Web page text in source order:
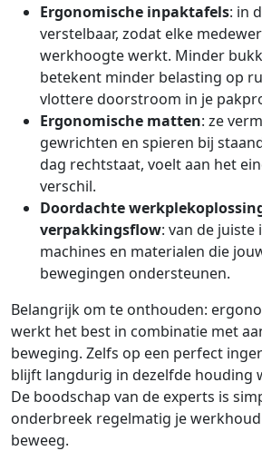
Ergonomische inpaktafels: in
verstelbaar, zodat elke
werkhoogte werkt. Minder
betekent minder belasting op
vlottere doorstroom in je
Ergonomische matten: ze
gewrichten en spieren bij
dag rechtstaat, voelt aan het
verschil.
Doordachte
verpakkingsflow: van de
machines en materialen die
bewegingen ondersteunen.
Belangrijk om te onthouden:
werkt het best in combinatie met
beweging. Zelfs op een perfect
blijft langdurig in dezelfde houding
De boodschap van de experts is
onderbreek regelmatig je
beweeg.